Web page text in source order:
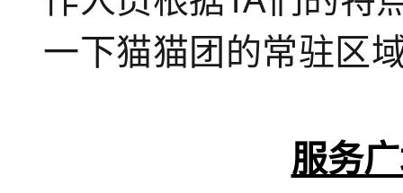
一下猫猫团的常驻区
服务